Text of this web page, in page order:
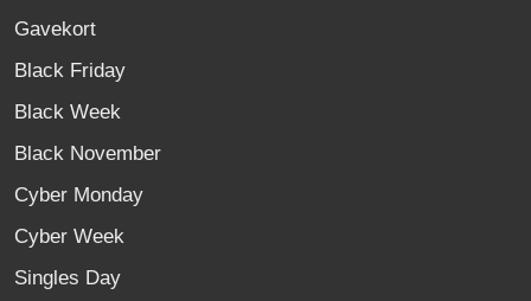
Gavekort
Black Friday
Black Week
Black November
Cyber Monday
Cyber Week
Singles Day